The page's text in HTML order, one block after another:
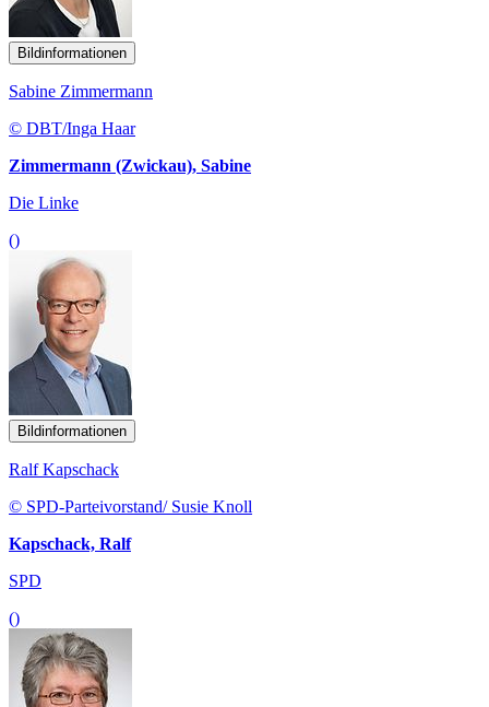
Bildinformationen
Sabine Zimmermann
© DBT/Inga Haar
Zimmermann (Zwickau), Sabine
Die Linke
()
Bildinformationen
Ralf Kapschack
© SPD-Parteivorstand/ Susie Knoll
Kapschack, Ralf
SPD
()